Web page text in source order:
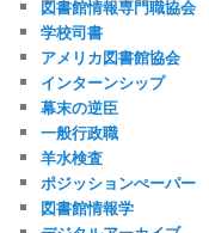
図書館情報専門職協会
学校司書
アメリカ図書館協会
インターンシップ
幕末の逆臣
一般行政職
羊水検査
ポジッションぺーパー
図書館情報学